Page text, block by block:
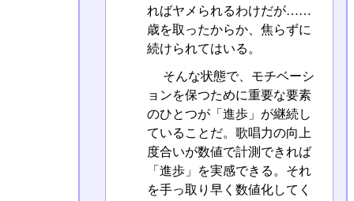
ればヤメられるわけだが……
歳を取ったからか、焦らずに
続けられてはいる。
そんな状態で、モチベーシ
ョンを保つために重要な要素
のひとつが「進歩」が継続し
ていることだ。歌唱力の向上
度合いが数値で計測できれば
「進歩」を実感できる。それ
を手っ取り早く数値化してく